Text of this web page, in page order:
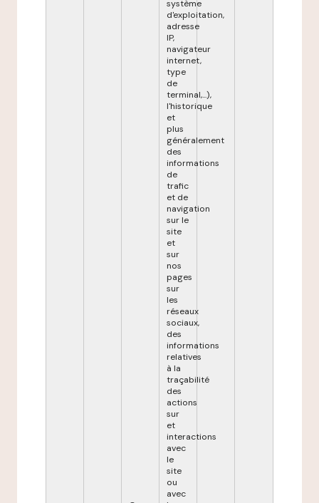
système
d'exploitation,
adresse
IP,
navigateur
internet,
type
de
terminal,...),
l'historique
et
plus
généralement
des
informations
de
trafic
et de
navigation
sur le
site
et
sur
nos
pages
sur
les
réseaux
sociaux,
des
informations
relatives
à la
traçabilité
des
actions
sur
et
interactions
avec
le
site
ou
avec